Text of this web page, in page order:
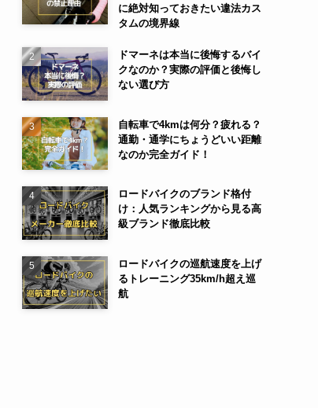
に絶対知っておきたい違法カス
タムの境界線
ドマーネは本当に後悔するバイ
クなのか？実際の評価と後悔し
ない選び方
自転車で4kmは何分？疲れる？
通勤・通学にちょうどいい距離
なのか完全ガイド！
ロードバイクのブランド格付
け：人気ランキングから見る高
級ブランド徹底比較
ロードバイクの巡航速度を上げ
るトレーニング35km/h超え巡
航